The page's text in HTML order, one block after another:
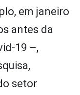
em janeiro
antes da
19 –,
setor